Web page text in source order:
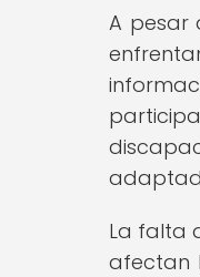
A pesar
La falta
afectan